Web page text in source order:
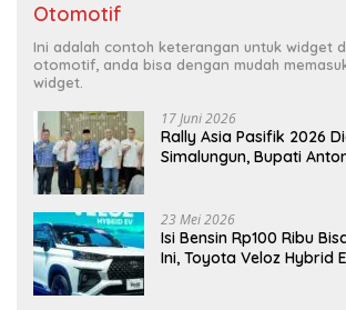
Otomotif
Ini adalah contoh keterangan untuk widget
otomotif, anda bisa dengan mudah
widget.
17 Juni 2026
Rally Asia Pasifik 2026
Simalungun, Bupati
23 Mei 2026
Isi Bensin Rp100 Ribu
Ini, Toyota Veloz Hybrid